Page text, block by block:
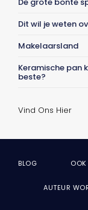
Dit wil je weten
Makelaarsland
Keramische pan
beste?
Vind Ons Hier
BLOG
AUTEUR